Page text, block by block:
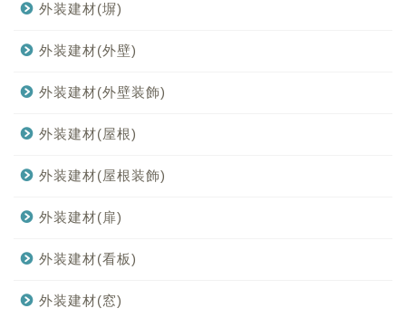
外装建材(塀)
外装建材(外壁)
外装建材(外壁装飾)
外装建材(屋根)
外装建材(屋根装飾)
外装建材(扉)
外装建材(看板)
外装建材(窓)